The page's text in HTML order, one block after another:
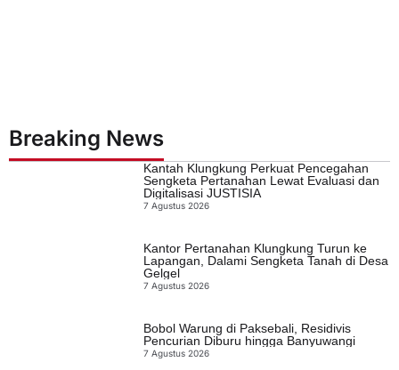
Breaking News
Kantah Klungkung Perkuat Pencegahan
Sengketa Pertanahan Lewat Evaluasi dan
Digitalisasi JUSTISIA
7 Agustus 2026
Kantor Pertanahan Klungkung Turun ke
Lapangan, Dalami Sengketa Tanah di Desa
Gelgel
7 Agustus 2026
Bobol Warung di Paksebali, Residivis
Pencurian Diburu hingga Banyuwangi
7 Agustus 2026